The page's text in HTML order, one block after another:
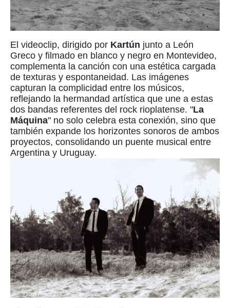
El videoclip, dirigido por Kartún junto a León
Greco y filmado en blanco y negro en Montevideo,
complementa la canción con una estética cargada
de texturas y espontaneidad. Las imágenes
capturan la complicidad entre los músicos,
reflejando la hermandad artística que une a estas
dos bandas referentes del rock rioplatense. "La
Máquina" no solo celebra esta conexión, sino que
también expande los horizontes sonoros de ambos
proyectos, consolidando un puente musical entre
Argentina y Uruguay.